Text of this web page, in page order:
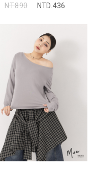
NT.890
NTD.436